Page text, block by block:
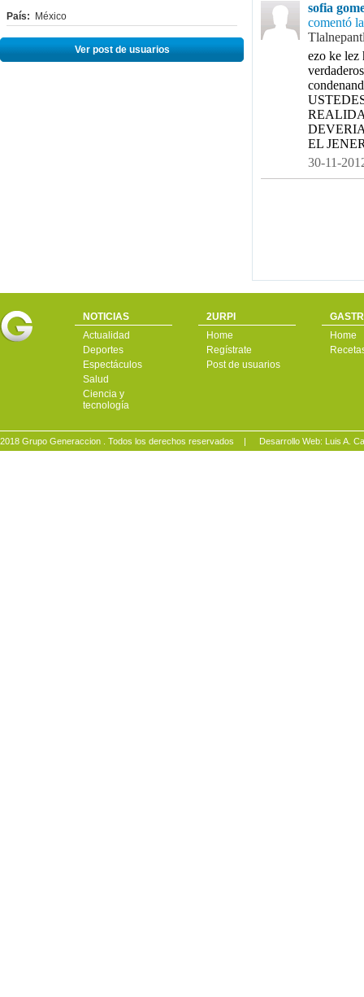
País: México
Ver post de usuarios
sofia
comentó
ezo ke lez
EL
30-11-
NOTICIAS
Actualidad
Deportes
Espectáculos
Salud
Ciencia y
tecnología
2URPI
Home
Regístrate
Post de usuarios
Home
2018 Grupo Generaccion . Todos los derechos reservados | Desarrollo Web: Luis